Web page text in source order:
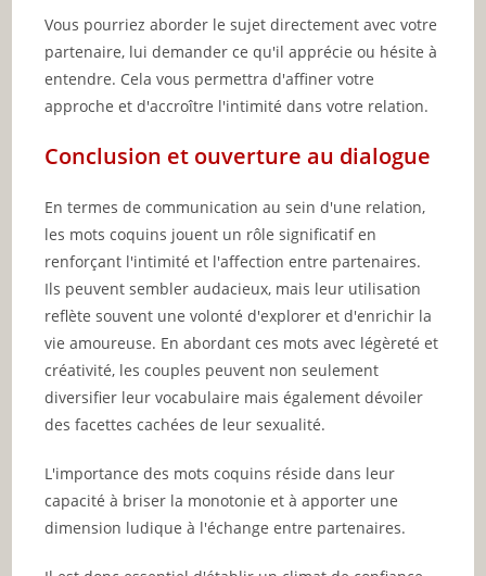
Vous pourriez aborder le sujet directement avec votre
partenaire, lui demander ce qu'il apprécie ou hésite à
entendre. Cela vous permettra d'affiner votre
approche et d'accroître l'intimité dans votre relation.
Conclusion et ouverture au dialogue
En termes de communication au sein d'une relation,
les mots coquins jouent un rôle significatif en
renforçant l'intimité et l'affection entre partenaires.
Ils peuvent sembler audacieux, mais leur utilisation
reflète souvent une volonté d'explorer et d'enrichir la
vie amoureuse. En abordant ces mots avec légèreté et
créativité, les couples peuvent non seulement
diversifier leur vocabulaire mais également dévoiler
des facettes cachées de leur sexualité.
L'importance des mots coquins réside dans leur
capacité à briser la monotonie et à apporter une
dimension ludique à l'échange entre partenaires.